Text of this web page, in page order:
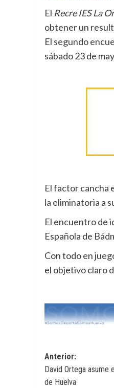
El Recre IES La
obtener un
El segundo
sábado 23 de
El factor cancha
la eliminatoria a
El encuentro de
Española de
Con todo en
el objetivo claro
Navegación
de
Anterior:
David Ortega
de Huelva